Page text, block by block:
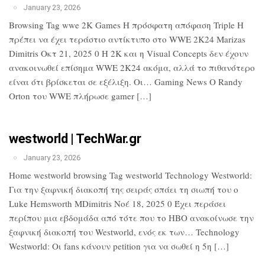
January 23, 2026
Browsing Tag wwe 2K Games Η πρόσφατη απόφαση Triple H
πρέπει να έχει τεράστιο αντίκτυπο στο WWE 2K24 Marizas
Dimitris Οκτ 21, 2025 0 Η 2K και η Visual Concepts δεν έχουν
ανακοινωθεί επίσημα WWE 2K24 ακόμα, αλλά το πιθανότερο
είναι ότι βρίσκεται σε εξέλιξη. Οι… Gaming News Ο Randy
Orton του WWE πλήρωσε gamer […]
westworld | TechWar.gr
January 23, 2026
Home westworld browsing Tag westworld Technology Westworld:
Για την ξαφνική διακοπή της σειράς σπάει τη σιωπή του ο
Luke Hemsworth MDimitris Νοέ 18, 2025 0 Έχει περάσει
περίπου μια εβδομάδα από τότε που το HBO ανακοίνωσε την
ξαφνική διακοπή του Westworld, ενός εκ των… Technology
Westworld: Οι fans κάνουν petition για να σωθεί η 5η […]